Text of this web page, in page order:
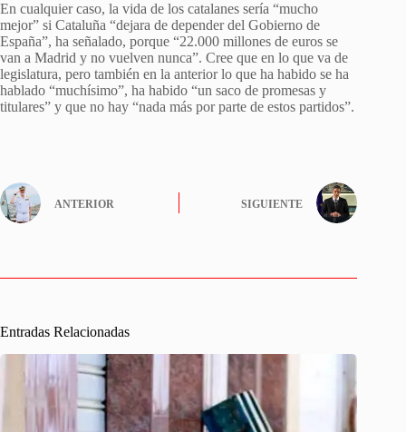
En cualquier caso, la vida de los catalanes sería “mucho
mejor” si Cataluña “dejara de depender del Gobierno de
España”, ha señalado, porque “22.000 millones de euros se
van a Madrid y no vuelven nunca”. Cree que en lo que va de
legislatura, pero también en la anterior lo que ha habido se ha
hablado “muchísimo”, ha habido “un saco de promesas y
titulares” y que no hay “nada más por parte de estos partidos”.
ANTERIOR SIGUIENTE
Entradas Relacionadas